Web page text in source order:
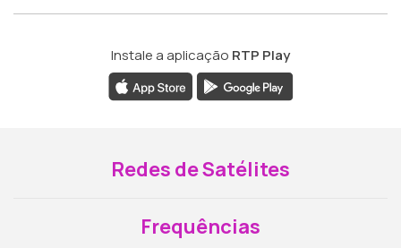
Instale a aplicação RTP Play
Redes de Satélites
Frequências